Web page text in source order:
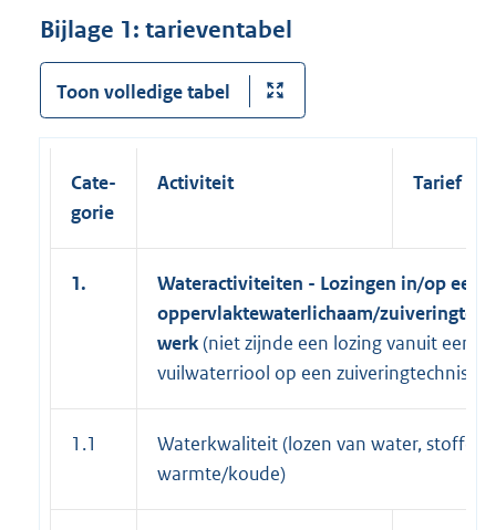
Bijlage 1: tarieventabel
Toon volledige tabel
Cate-
gorie
Activiteit Tarief (€)
1.
Wateractiviteiten - Lozingen in/op een
oppervlaktewaterlichaam/
werk(niet zijnde een lozing vanuit een
vuilwaterriool op een zuiveringtechnisch
1.1
Waterkwaliteit (lozen van water, stoffen
warmte/koude)